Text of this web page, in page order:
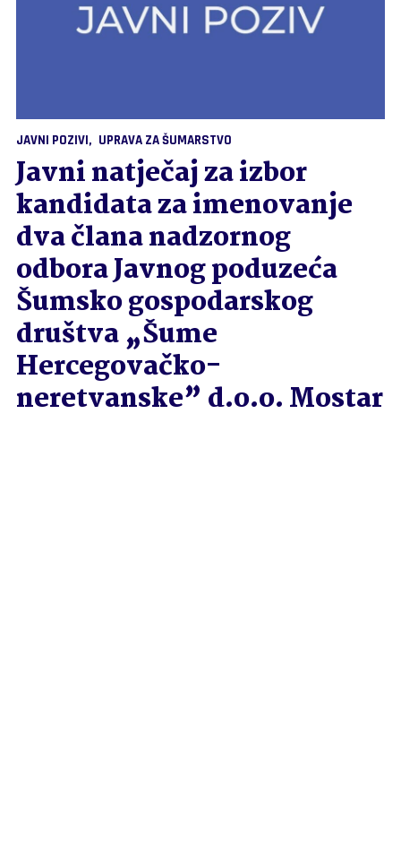
JAVNI POZIVI UPRAVA ZA ŠUMARSTVO
Javni natječaj za izbor
kandidata za imenovanje
dva člana nadzornog
odbora Javnog poduzeća
Šumsko gospodarskog
društva „Šume
Hercegovačko-
neretvanske” d.o.o. Mostar